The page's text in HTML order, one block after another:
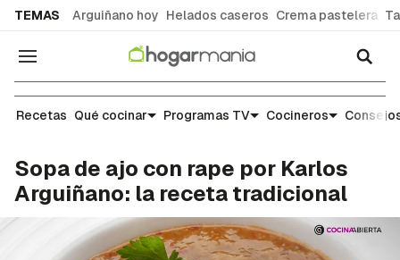
TEMAS Arguiñano hoy Helados caseros Crema pastelera
Navegación
Recetas
Recetas Qué cocinar Programas TV Cocineros
Sopa de ajo con rape por Karlos
Arguiñano: la receta tradicional